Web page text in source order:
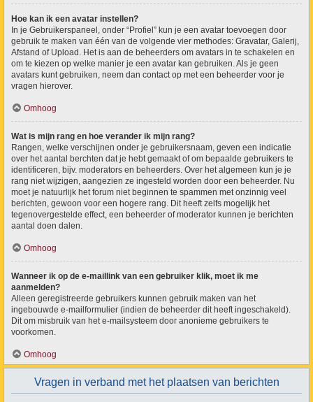
Hoe kan ik een avatar instellen?
In je Gebruikerspaneel, onder “Profiel” kun je een avatar toevoegen door
gebruik te maken van één van de volgende vier methodes: Gravatar, Galerij,
Afstand of Upload. Het is aan de beheerders om avatars in te schakelen en
om te kiezen op welke manier je een avatar kan gebruiken. Als je geen
avatars kunt gebruiken, neem dan contact op met een beheerder voor je
vragen hierover.
Omhoog
Wat is mijn rang en hoe verander ik mijn rang?
Rangen, welke verschijnen onder je gebruikersnaam, geven een indicatie
over het aantal berchten dat je hebt gemaakt of om bepaalde gebruikers te
identificeren, bijv. moderators en beheerders. Over het algemeen kun je je
rang niet wijzigen, aangezien ze ingesteld worden door een beheerder. Nu
moet je natuurlijk het forum niet beginnen te spammen met onzinnig veel
berichten, gewoon voor een hogere rang. Dit heeft zelfs mogelijk het
tegenovergestelde effect, een beheerder of moderator kunnen je berichten
aantal doen dalen.
Omhoog
Wanneer ik op de e-maillink van een gebruiker klik, moet ik me
aanmelden?
Alleen geregistreerde gebruikers kunnen gebruik maken van het
ingebouwde e-mailformulier (indien de beheerder dit heeft ingeschakeld).
Dit om misbruik van het e-mailsysteem door anonieme gebruikers te
voorkomen.
Omhoog
Vragen in verband met het plaatsen van berichten